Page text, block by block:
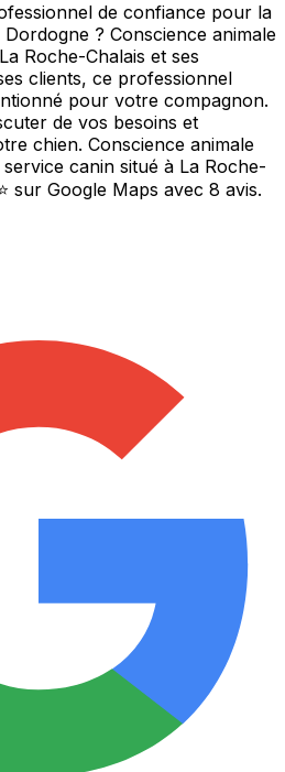
de confiance pour la
? Conscience animale
Roche-Chalais et ses
clients, ce professionnel
pour votre compagnon.
de vos besoins et
chien. Conscience animale
canin situé à La Roche-
sur Google Maps avec 8 avis.